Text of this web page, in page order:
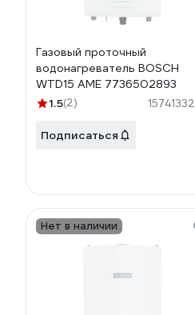
Газовый проточный
водонагреватель BOSCH
WTD15 AME 7736502893
1.5(2) 15741332
Подписаться
Нет в наличии